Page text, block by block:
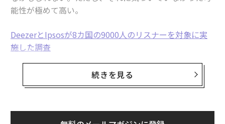
能性が極めて高い。
DeezerとIpsosが8カ国の9000人のリスナーを対象に実
施した調査
を聴き分けられなかった人が97％に上り、71％が間違っ
ていたと知って驚いたと回答した。
AI音楽アーティストはすでにあなたのプレイリストに紛
れ込み、すでにチャートインし、すでに数百万回のスト
続きを見る